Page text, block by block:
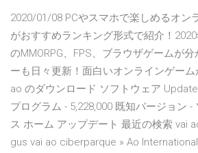
2020/01/08 PCやスマホで楽しめるオン
がおすすめランキング形式で紹介！
のMMORPG、FPS、ブラウザゲームが
ーも日々更新！面白いオンラインゲー
ao のダウンロード ソフトウェア
プログラム - 5,228,000 既知バージョン
ス ホーム アップデート 最近の検索 vai
gus vai ao ciberparque » Ao